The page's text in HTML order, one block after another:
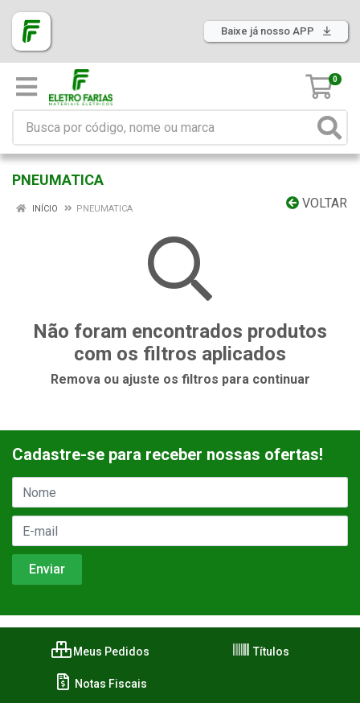
Baixe já nosso APP
0
PNEUMATICA
VOLTAR
INÍCIO PNEUMATICA
Não foram encontrados produtos
com os filtros aplicados
Remova ou ajuste os filtros para continuar
Cadastre-se para receber nossas ofertas!
Meus Pedidos Títulos
Notas Fiscais